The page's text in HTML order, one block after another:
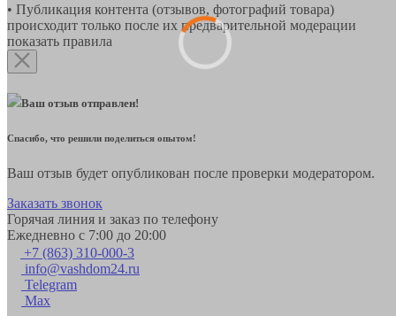
• Публикация контента (отзывов, фотографий товара)
происходит только после их предварительной модерации
показать правила
Ваш отзыв отправлен!
Спасибо, что решили поделиться опытом!
Ваш отзыв будет опубликован после проверки модератором.
Заказать звонок
Горячая линия и заказ по телефону
Ежедневно с 7:00 до 20:00
+7 (863) 310-000-3
info@vashdom24.ru
Telegram
Max